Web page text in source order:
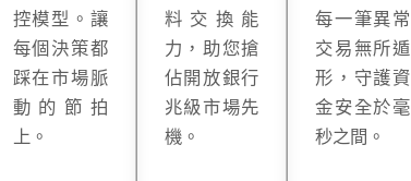
控模型。讓
每個決策都
踩在市場脈
動的節拍
上。
料交換能
力，助您搶
佔開放銀行
兆級市場先
機。
每一筆異常
交易無所遁
形，守護資
金安全於毫
秒之間。